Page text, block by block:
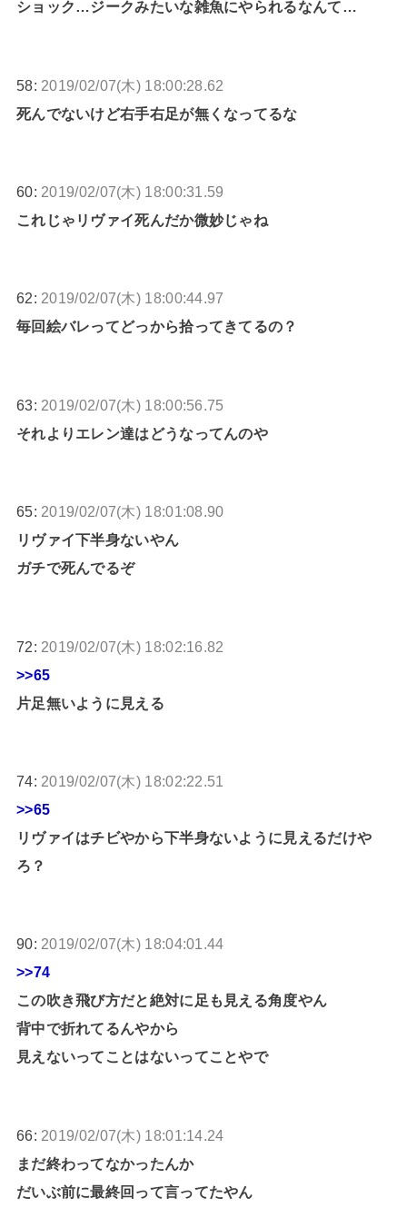
ショック…ジークみたいな雑魚にやられるなんて…
58: 2019/02/07(木) 18:00:28.62
死んでないけど右手右足が無くなってるな
60: 2019/02/07(木) 18:00:31.59
これじゃリヴァイ死んだか微妙じゃね
62: 2019/02/07(木) 18:00:44.97
毎回絵バレってどっから拾ってきてるの？
63: 2019/02/07(木) 18:00:56.75
それよりエレン達はどうなってんのや
65: 2019/02/07(木) 18:01:08.90
リヴァイ下半身ないやん
ガチで死んでるぞ
72: 2019/02/07(木) 18:02:16.82
>>65
片足無いように見える
74: 2019/02/07(木) 18:02:22.51
>>65
リヴァイはチビやから下半身ないように見えるだけや
ろ？
90: 2019/02/07(木) 18:04:01.44
>>74
この吹き飛び方だと絶対に足も見える角度やん
背中で折れてるんやから
見えないってことはないってことやで
66: 2019/02/07(木) 18:01:14.24
まだ終わってなかったんか
だいぶ前に最終回って言ってたやん